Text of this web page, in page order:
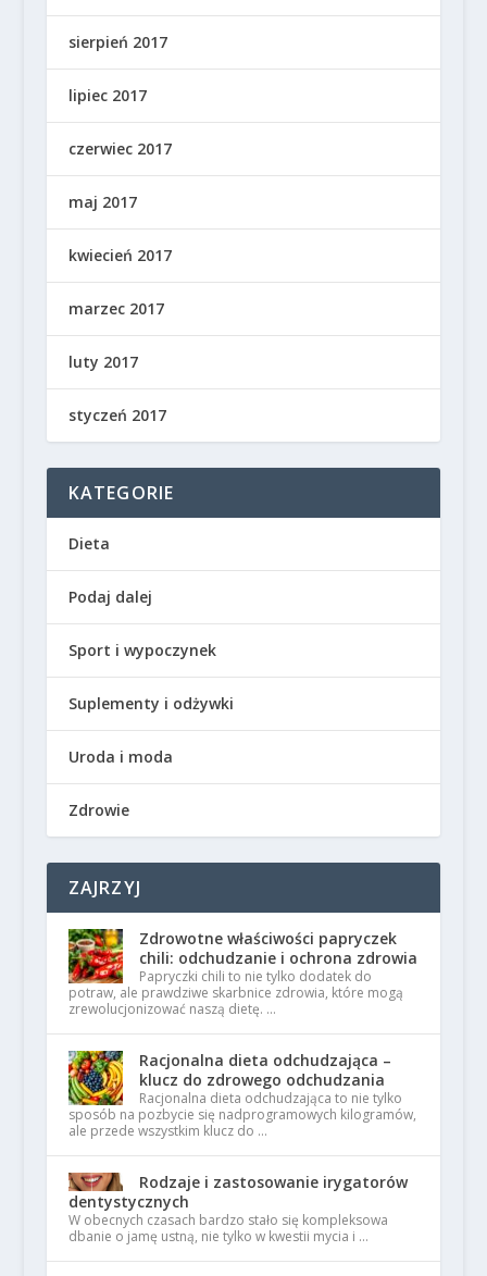
sierpień 2017
lipiec 2017
czerwiec 2017
maj 2017
kwiecień 2017
marzec 2017
luty 2017
styczeń 2017
KATEGORIE
Dieta
Podaj dalej
Sport i wypoczynek
Suplementy i odżywki
Uroda i moda
Zdrowie
ZAJRZYJ
Zdrowotne właściwości papryczek
chili: odchudzanie i ochrona zdrowia
Papryczki chili to nie tylko dodatek do
potraw, ale prawdziwe skarbnice zdrowia, które mogą
zrewolucjonizować naszą dietę. …
Racjonalna dieta odchudzająca –
klucz do zdrowego odchudzania
Racjonalna dieta odchudzająca to nie tylko
sposób na pozbycie się nadprogramowych kilogramów,
ale przede wszystkim klucz do …
Rodzaje i zastosowanie irygatorów
dentystycznych
W obecnych czasach bardzo stało się kompleksowa
dbanie o jamę ustną, nie tylko w kwestii mycia i …